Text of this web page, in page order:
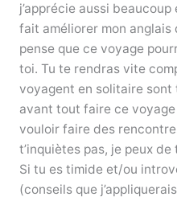
j’apprécie aussi beaucoup
fait améliorer mon anglais
pense que ce voyage
toi. Tu te rendras vite
voyagent en solitaire sont
avant tout faire ce
vouloir faire des
t’inquiètes pas, je peux de
Si tu es timide et/ou
(conseils que